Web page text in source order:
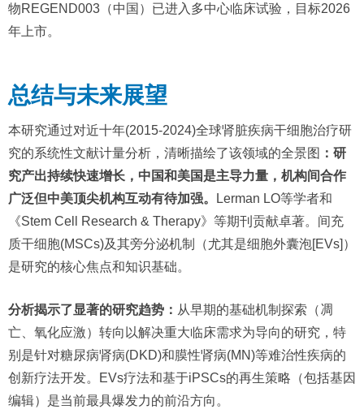
物REGEND003（中国）已进入多中心临床试验，目标2026
年上市。
总结与未来展望
本研究通过对近十年(2015-2024)全球肾脏疾病干细胞治疗研
究的系统性文献计量分析，清晰描绘了该领域的全景图 ：研
究产出持续快速增长，中国和美国是主导力量，机构间合作
广泛但中美顶尖机构互动有待加强。
Lerman LO等学者和
《Stem Cell Research & Therapy》等期刊贡献卓著。间充
质干细胞(MSCs)及其旁分泌机制（尤其是细胞外囊泡[EVs]）
是研究的核心焦点和知识基础。
分析揭示了显著的研究趋势： 从早期的基础机制探索（凋
亡、氧化应激）转向以解决重大临床需求为导向的研究，特
别是针对糖尿病肾病(DKD)和膜性肾病(MN)等难治性疾病的
创新疗法开发。EVs疗法和基于iPSCs的再生策略（包括基因
编辑）是当前最具爆发力的前沿方向。